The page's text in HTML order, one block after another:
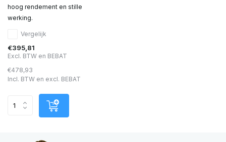
hoog rendement en stille
werking.
Vergelijk
€395,81
Excl. BTW en BEBAT
€478,93
Incl. BTW en excl. BEBAT